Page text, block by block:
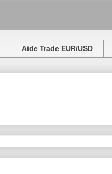
Aide Trade EUR/USD